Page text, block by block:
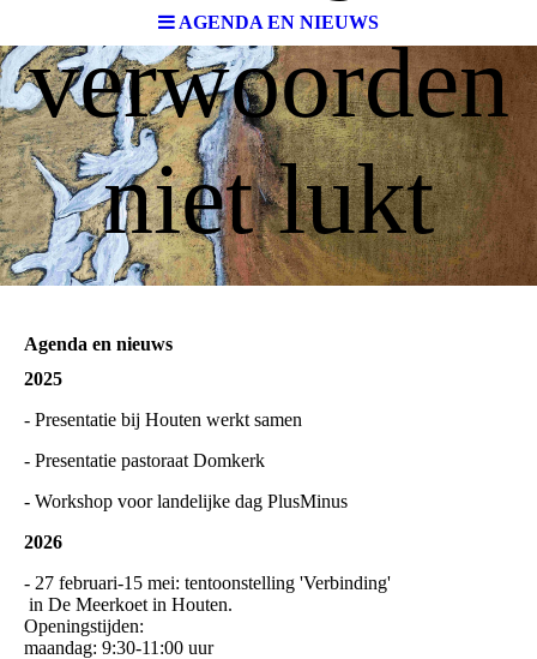
AGENDA EN NIEUWS
verwoorden
niet lukt
Agenda en nieuws
2025
- Presentatie bij Houten werkt samen
- Presentatie pastoraat Domkerk
- Workshop voor landelijke dag PlusMinus
2026
- 27 februari-15 mei: tentoonstelling 'Verbinding'
in De Meerkoet in Houten.
Openingstijden:
maandag: 9:30-11:00 uur